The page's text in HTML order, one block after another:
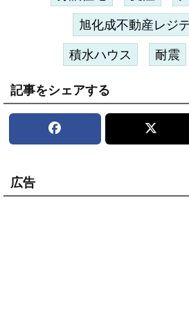
旭化成不動産レジ
積水ハウス 耐震
記事をシェアする
広告